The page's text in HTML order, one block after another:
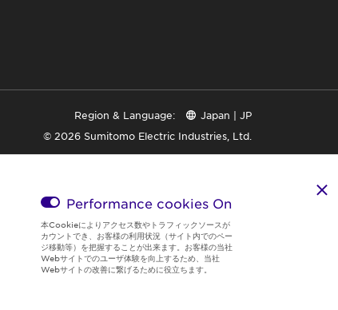
Region & Language:
Japan | JP
© 2026 Sumitomo Electric Industries, Ltd.
Performance cookies On
本Cookieによりアクセス数やトラフィックソースが
カウントでき、お客様の利用状況（サイト内でのペー
ジ移動等）を把握することが出来ます。お客様の当社
Webサイトでのユーザ体験を向上するため、当社
Webサイトの改善に繋げるために役立ちます。